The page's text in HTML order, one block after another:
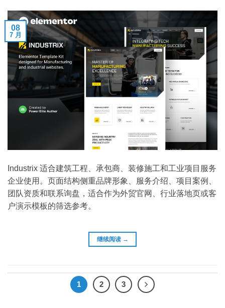
08
7 月
Industrix 适合建筑工程、承包商、装修施工和工业项目服务
企业使用。页面结构侧重品牌形象、服务介绍、项目案例、
团队资质和联系询盘，适合作为外贸官网、行业落地页或客
户演示模板的筛选参考。
继续阅读 →
1 2 3